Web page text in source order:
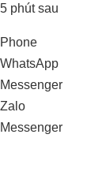
5 phút sau
Phone
WhatsApp
Messenger
Zalo
Messenger